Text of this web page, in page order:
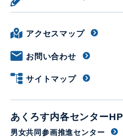
アクセスマップ
お問い合わせ
サイトマップ
あくろす内各センターHP
男女共同参画推進センター